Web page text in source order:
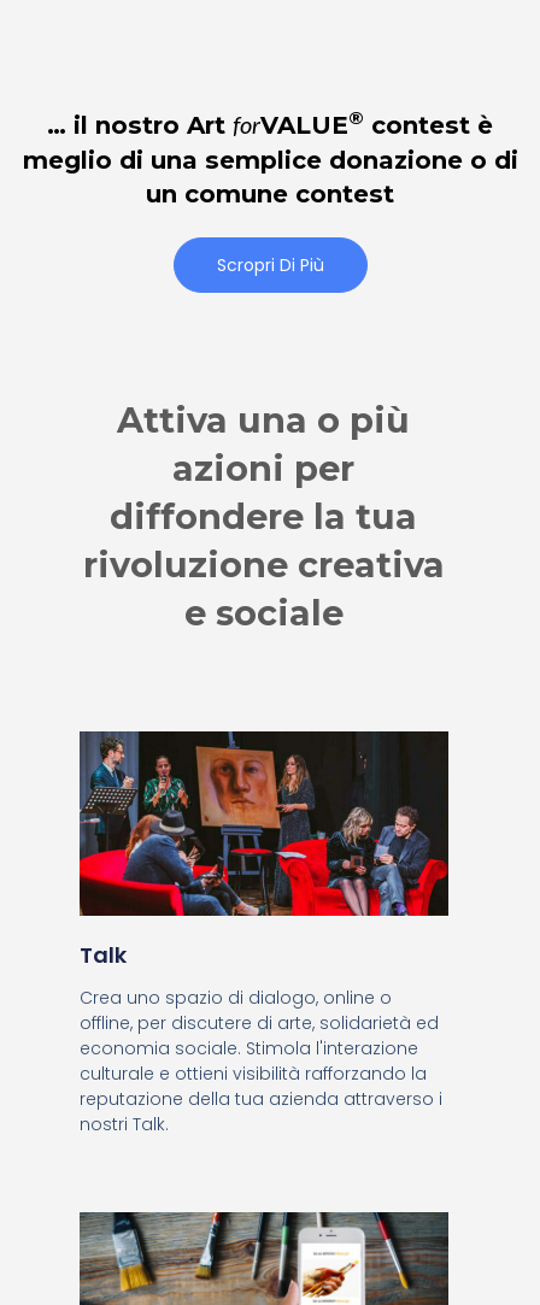
… il nostro Art forVALUE® contest è
meglio di una semplice donazione o di
un comune contest
Scropri Di Più
Attiva una o più
azioni per
diffondere la tua
rivoluzione creativa
e sociale
Talk
Crea uno spazio di dialogo, online o
offline, per discutere di arte, solidarietà ed
economia sociale. Stimola l'interazione
culturale e ottieni visibilità rafforzando la
reputazione della tua azienda attraverso i
nostri Talk.